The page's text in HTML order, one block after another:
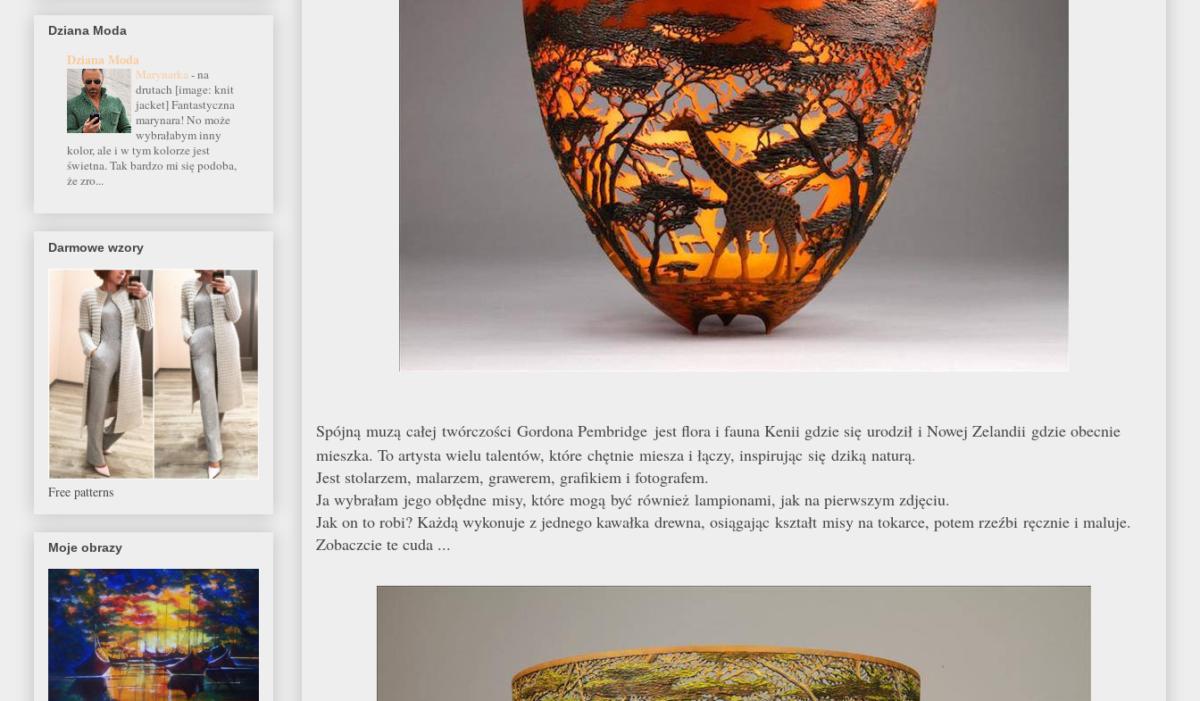
Spójną muzą całej twórczości Gordona Pembridge jest flora i fauna Kenii gdzie się urodził i Nowej Zelandii gdzie obecnie
mieszka. To artysta wielu talentów, które chętnie miesza i łączy, inspirując się dziką naturą.
Jest stolarzem, malarzem, grawerem, grafikiem i fotografem.
Ja wybrałam jego obłędne misy, które mogą być również lampionami, jak na pierwszym zdjęciu.
Jak on to robi? Każdą wykonuje z jednego kawałka drewna, osiągając kształt misy na tokarce, potem rzeźbi ręcznie i maluje.
Zobaczcie te cuda ...
Dziana Moda
Dziana Moda
Marynarka-na
drutach [image: knit
jacket] Fantastyczna
marynara! No może
wybrałabym inny
kolor, ale i w tym kolorze jest
świetna. Tak bardzo mi się podoba,
że zro...
Darmowe wzory
Free patterns
Moje obrazy